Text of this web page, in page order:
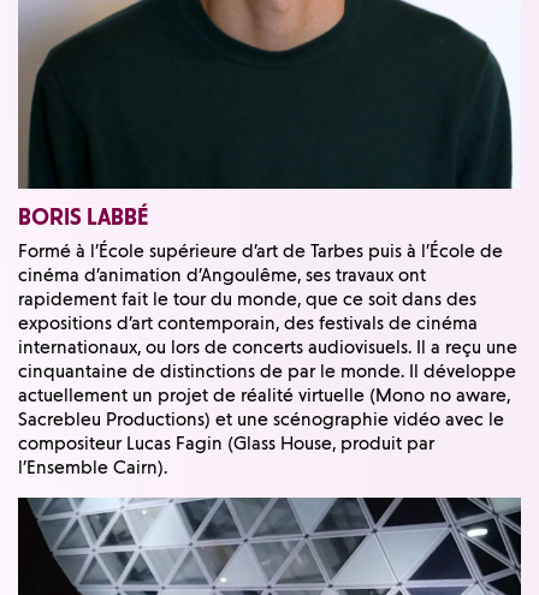
BORIS LABBÉ
Formé à l’École supérieure d’art de Tarbes puis à l’École de
cinéma d’animation d’Angoulême, ses travaux ont
rapidement fait le tour du monde, que ce soit dans des
expositions d’art contemporain, des festivals de cinéma
internationaux, ou lors de concerts audiovisuels. Il a reçu une
cinquantaine de distinctions de par le monde. Il développe
actuellement un projet de réalité virtuelle (Mono no aware,
Sacrebleu Productions) et une scénographie vidéo avec le
compositeur Lucas Fagin (Glass House, produit par
l’Ensemble Cairn).